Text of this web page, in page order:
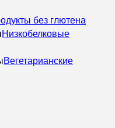
без глютена
Низкобелковые
Вегетарианские